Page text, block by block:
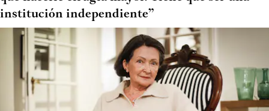
institución independiente”